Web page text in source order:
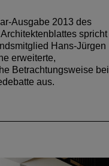
Ausgabe 2013 des
spricht
Hans-Jürgen
erweiterte,
Betrachtungsweise bei
aus.